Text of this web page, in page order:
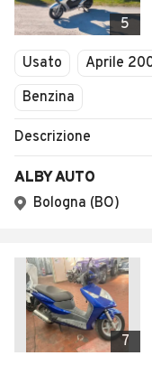
5
Usato Aprile
Benzina
Descrizione
ALBY AUTO
Bologna (BO)
7